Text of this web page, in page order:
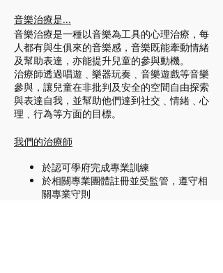
音樂治療是...
音樂治療是一種以音樂為工具的心理治療，每
人都有與生俱來的音樂感，音樂既能牽動情緒
及幫助表達，亦能提升兒童的參與動機。
治療師透過唱遊﹑樂器玩奏﹑音樂遊戲等音樂
參與，讓兒童在非批判及安全的空間自由探索
與表達自我，並幫助他們達到社交﹑情緒﹑心
理﹑行為等方面的目標。
我們的治療師
於認可學府完成專業訓練
於相關專業團體註冊並受監管，遵守相
關專業守則